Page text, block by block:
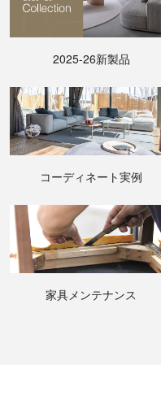
2025-26新製品
コーディネート実例
家具メンテナンス